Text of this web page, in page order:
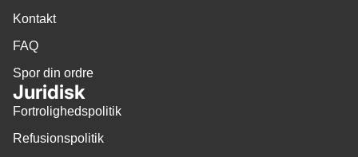
Kontakt
FAQ
Spor din ordre
Juridisk
Fortrolighedspolitik
Refusionspolitik